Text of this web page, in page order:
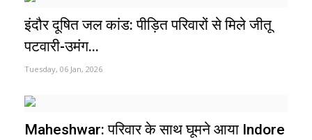
इंदौर दूषित जल कांड: पीड़ित परिवारों से मिले जीतू
पटवारी-उमंग...
Tuesday, 06 Jan, 2026
Maheshwar: परिवार के साथ घूमने आया Indore